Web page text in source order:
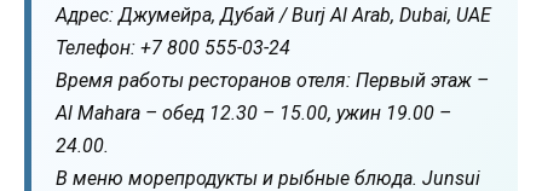
Адрес: Джумейра, Дубай / Burj Al Arab, Dubai, UAE
Телефон: +7 800 555-03-24
Время работы ресторанов отеля: Первый этаж –
Al Mahara – обед 12.30 – 15.00, ужин 19.00 –
24.00.
В меню морепродукты и рыбные блюда. Junsui